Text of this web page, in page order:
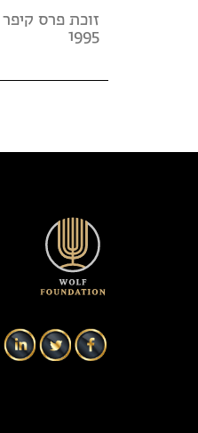
זוכת פרס קיפר
1995